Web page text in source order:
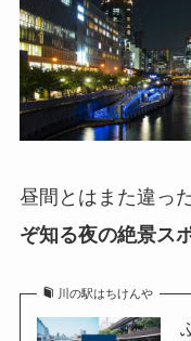
昼間とはまた違っ
ぞ知る夜の絶景ス
川の駅はちけんや